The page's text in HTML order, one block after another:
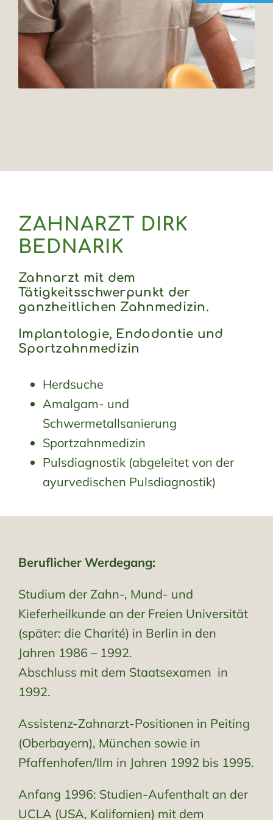
ZAHNARZT DIRK
BEDNARIK
Zahnarzt mit dem
Tätigkeitsschwerpunkt der
ganzheitlichen Zahnmedizin.
Implantologie, Endodontie und
Sportzahnmedizin
Herdsuche
Amalgam- und
Schwermetallsanierung
Sportzahnmedizin
Pulsdiagnostik (abgeleitet von der
ayurvedischen Pulsdiagnostik)
Beruflicher Werdegang:
Studium der Zahn-, Mund- und
Kieferheilkunde an der Freien Universität
(später: die Charité) in Berlin in den
Jahren 1986 – 1992.
Abschluss mit dem Staatsexamen in
1992.
Assistenz-Zahnarzt-Positionen in Peiting
(Oberbayern), München sowie in
Pfaffenhofen/Ilm in Jahren 1992 bis 1995.
Anfang 1996: Studien-Aufenthalt an der
UCLA (USA, Kalifornien) mit dem